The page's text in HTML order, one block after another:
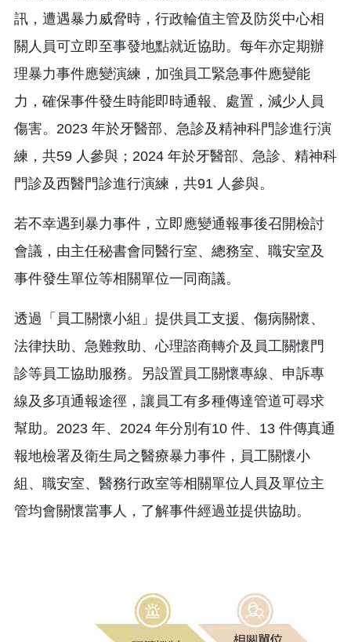
訊，遭遇暴力威脅時，行政輪值主管及防災中心相
關人員可立即至事發地點就近協助。每年亦定期辦
理暴力事件應變演練，加強員工緊急事件應變能
力，確保事件發生時能即時通報、處置，減少人員
傷害。2023 年於牙醫部、急診及精神科門診進行演
練，共59 人參與；2024 年於牙醫部、急診、精神科
門診及西醫門診進行演練，共91 人參與。
若不幸遇到暴力事件，立即應變通報事後召開檢討
會議，由主任秘書會同醫行室、總務室、職安室及
事件發生單位等相關單位一同商議。
透過「員工關懷小組」提供員工支援、傷病關懷、
法律扶助、急難救助、心理諮商轉介及員工關懷門
診等員工協助服務。另設置員工關懷專線、申訴專
線及多項通報途徑，讓員工有多種傳達管道可尋求
幫助。2023 年、2024 年分別有10 件、13 件傳真通
報地檢署及衛生局之醫療暴力事件，員工關懷小
組、職安室、醫務行政室等相關單位人員及單位主
管均會關懷當事人，了解事件經過並提供協助。